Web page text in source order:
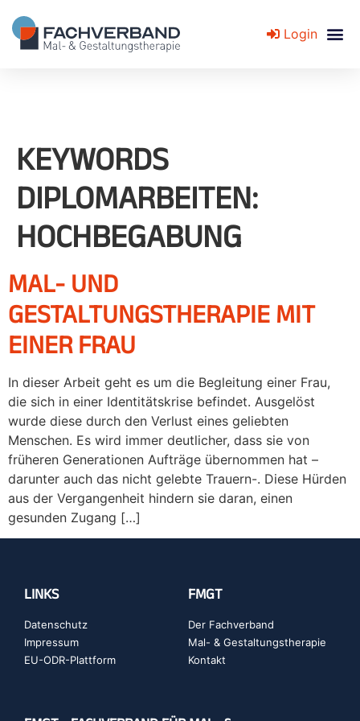
Login
KEYWORDS
DIPLOMARBEITEN:
HOCHBEGABUNG
MAL- UND
GESTALTUNGSTHERAPIE MIT
EINER FRAU
In dieser Arbeit geht es um die Begleitung einer Frau,
die sich in einer Identitätskrise befindet. Ausgelöst
wurde diese durch den Verlust eines geliebten
Menschen. Es wird immer deutlicher, dass sie von
früheren Generationen Aufträge übernommen hat –
darunter auch das nicht gelebte Trauern-. Diese Hürden
aus der Vergangenheit hindern sie daran, einen
gesunden Zugang […]
LINKS
Datenschutz
Impressum
EU-ODR-Plattform
FMGT
Der Fachverband
Mal- & Gestaltungstherapie
Kontakt